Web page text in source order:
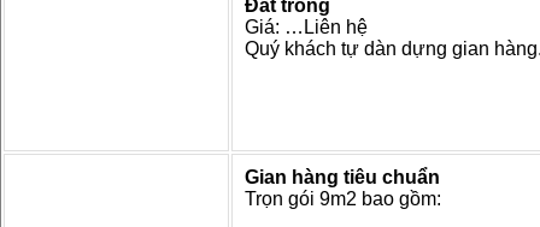
Đất trống
Giá: …Liên hệ
Quý khách tự dàn dựng gian
Gian hàng tiêu chuẩn
Trọn gói 9m2 bao gồm: